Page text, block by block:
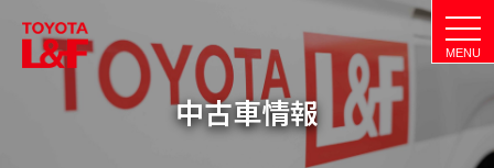
t
o
g
中古車情報